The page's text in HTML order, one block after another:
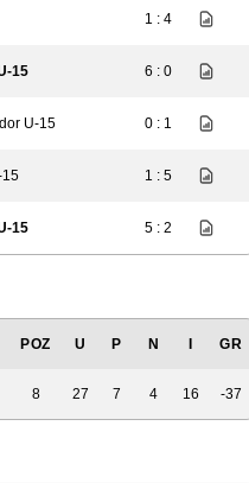
1 : 4
15 6 : 0
U-15 0 : 1
15 1 : 5
15 5 : 2
POZ U P N GR
8 27 7 4 16 -37